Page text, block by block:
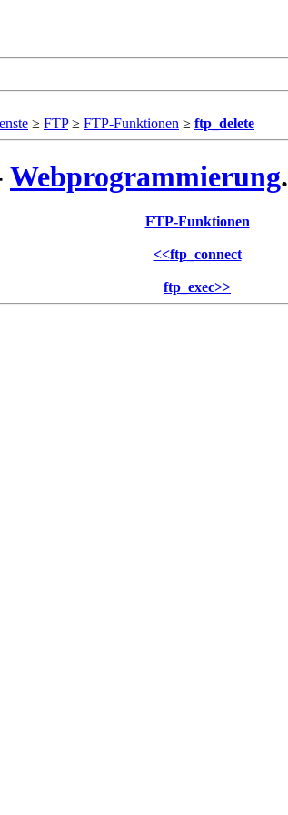
≥ FTP≥ FTP-Funktionen ≥ ftp_delete
Webprogrammierung.
FTP-Funktionen
<<ftp_connect
ftp_exec>>